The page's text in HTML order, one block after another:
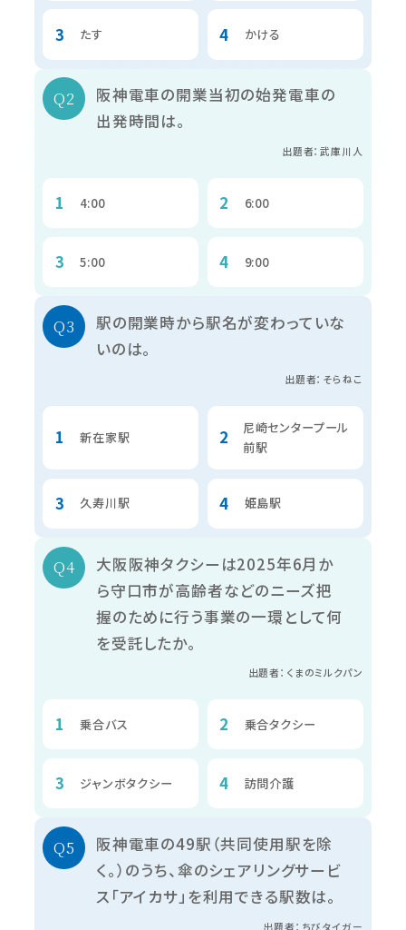
たす かける
阪神電車の開業当初の始発電車の
出発時間は。
出題者：武庫川人
4:00 6:00
5:00 9:00
駅の開業時から駅名が変わっていな
いのは。
出題者：そらねこ
新在家駅
尼崎センタープール
前駅
久寿川駅 姫島駅
大阪阪神タクシーは2025年6月か
ら守口市が高齢者などのニーズ把
握のために行う事業の一環として何
を受託したか。
出題者：くまのミルクパン
乗合バス 乗合タクシー
ジャンボタクシー 訪問介護
阪神電車の49駅（共同使用駅を除
く。）のうち、傘のシェアリングサービ
ス「アイカサ」を利用できる駅数は。
出題者：ちびタイガー